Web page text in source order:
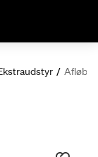
/ Afløb